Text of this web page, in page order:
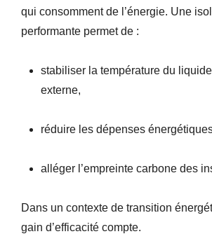
qui consomment de l’énergie. Une
performante permet de :
stabiliser la température du
externe,
réduire les dépenses
alléger l’empreinte carbone des
Dans un contexte de transition
gain d’efficacité compte.